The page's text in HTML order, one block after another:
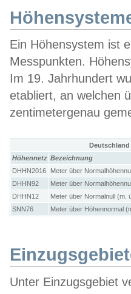
Ein Höhensystem ist
Messpunkten.
Im 19. Jahrhundert
etabliert, an welchen
zentimetergenau
Höhennetz Bezeichnung
DHHN2016
Meter über
DHHN92
Meter über
DHHN12
Meter über Normalnull (m.
SNN76
Meter über Höhennormal
Unter Einzugsgebiet